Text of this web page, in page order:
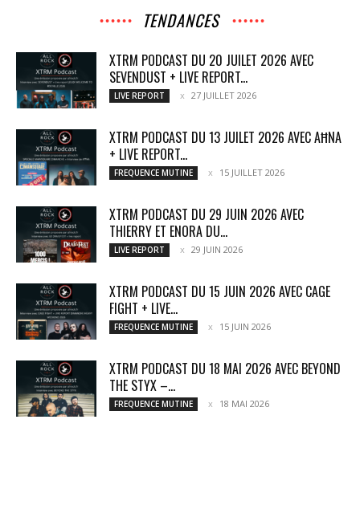
TENDANCES
XTRM PODCAST DU 20 JUILET 2026 AVEC
SEVENDUST + LIVE REPORT...
LIVE REPORT 27 JUILLET 2026
XTRM PODCAST DU 13 JUILET 2026 AVEC AĦNA
+ LIVE REPORT...
FREQUENCE MUTINE 15 JUILLET 2026
XTRM PODCAST DU 29 JUIN 2026 AVEC
THIERRY ET ENORA DU...
LIVE REPORT 29 JUIN 2026
XTRM PODCAST DU 15 JUIN 2026 AVEC CAGE
FIGHT + LIVE...
FREQUENCE MUTINE 15 JUIN 2026
XTRM PODCAST DU 18 MAI 2026 AVEC BEYOND
THE STYX –...
FREQUENCE MUTINE 18 MAI 2026